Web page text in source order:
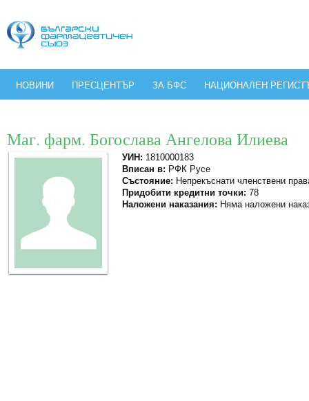
НОВИНИ ПРЕСЦЕНТЪР ЗА БФС НАЦИОНАЛЕН
Маг. фарм. Богослава Ангелова Илиева
УИН: 1810000183
Вписан в: РФК Русе
Състояние: Непрекъснати членствени
Придобити кредитни точки: 78
Наложени наказания: Няма наложени